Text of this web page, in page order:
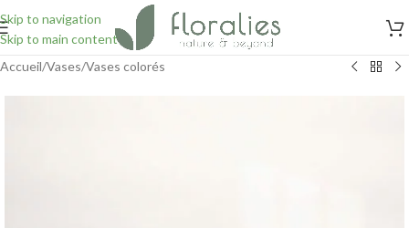
Skip to navigation
Skip to main content
Accueil/Vases/Vases colorés